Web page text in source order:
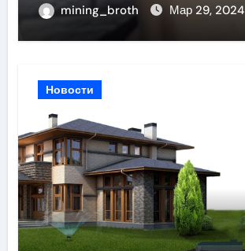
mining_broth Мар 29, 2024
Новости